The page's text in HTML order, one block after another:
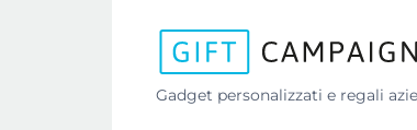
Gadget personalizzati e regali